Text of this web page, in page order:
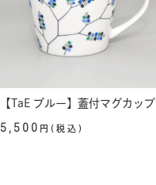
【TaE ブルー】蓋付マグカップ
5,500 円(税込)